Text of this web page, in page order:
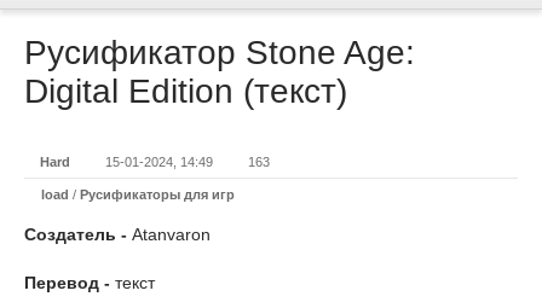
Русификатор Stone Age:
Digital Edition (текст)
Hard 15-01-2024, 14:49 163
load / Русификаторы для игр
Создатель - Atanvaron
Перевод - текст